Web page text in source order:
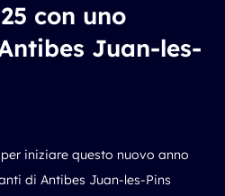
con uno
Juan-les-
iniziare questo nuovo anno
di Antibes Juan-les-Pins